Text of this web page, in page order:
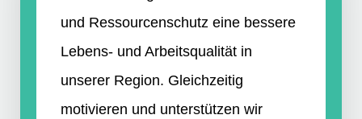
und Ressourcenschutz eine bessere
Lebens- und Arbeitsqualität in
unserer Region. Gleichzeitig
motivieren und unterstützen wir